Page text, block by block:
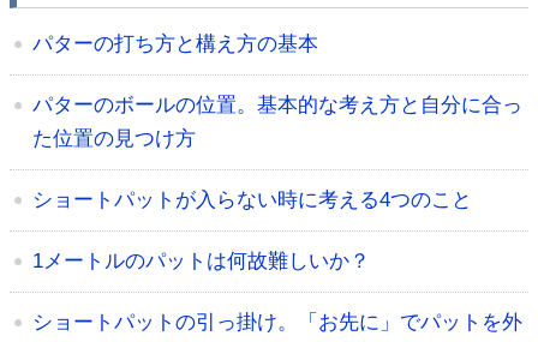
パターの打ち方と構え方の基本
パターのボールの位置。基本的な考え方と自分に合っ
た位置の見つけ方
ショートパットが入らない時に考える4つのこと
1メートルのパットは何故難しいか？
ショートパットの引っ掛け。「お先に」でパットを外